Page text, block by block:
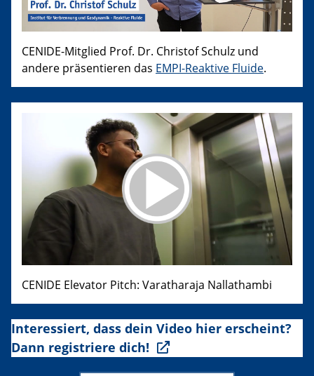
CENIDE-Mitglied Prof. Dr. Christof Schulz und
andere präsentieren das EMPI-Reaktive Fluide.
CENIDE Elevator Pitch: Varatharaja Nallathambi
Interessiert, dass dein Video hier erscheint?
Dann registriere dich!